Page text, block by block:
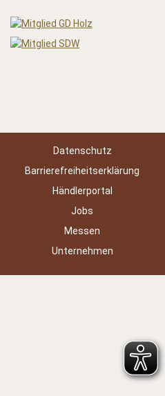
Datenschutz
Barrierefreiheitserklärung
Händlerportal
Jobs
Messen
Unternehmen